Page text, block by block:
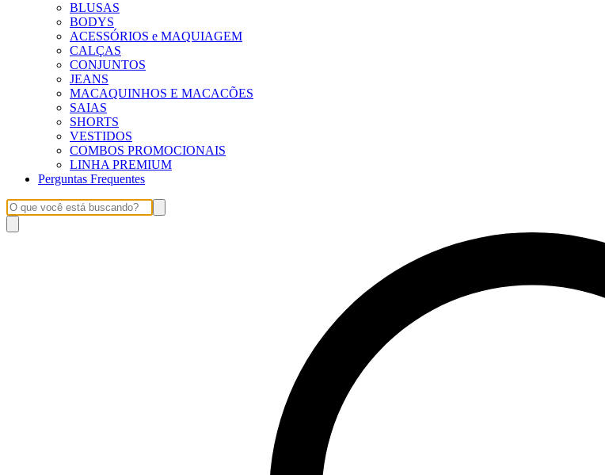
BLUSAS
BODYS
ACESSÓRIOS e MAQUIAGEM
CALÇAS
CONJUNTOS
JEANS
MACAQUINHOS E MACACÕES
SAIAS
SHORTS
VESTIDOS
COMBOS PROMOCIONAIS
LINHA PREMIUM
Perguntas Frequentes